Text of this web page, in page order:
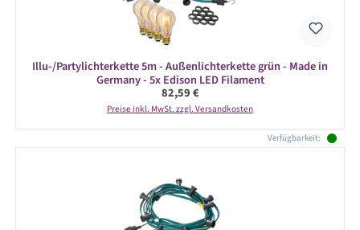
Illu-/Partylichterkette 5m - Außenlichterkette grün - Made in
Germany - 5x Edison LED Filament
Regulärer Preis:
82,59 €
Preise inkl. MwSt. zzgl. Versandkosten
Verfügbarkeit: